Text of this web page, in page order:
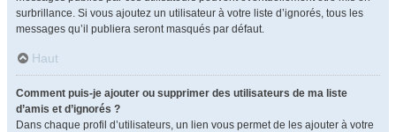
surbrillance. Si vous ajoutez un utilisateur à votre liste d’ignorés, tous les
messages qu’il publiera seront masqués par défaut.
Haut
Comment puis-je ajouter ou supprimer des utilisateurs de ma liste
d’amis et d’ignorés ?
Dans chaque profil d’utilisateurs, un lien vous permet de les ajouter à votre